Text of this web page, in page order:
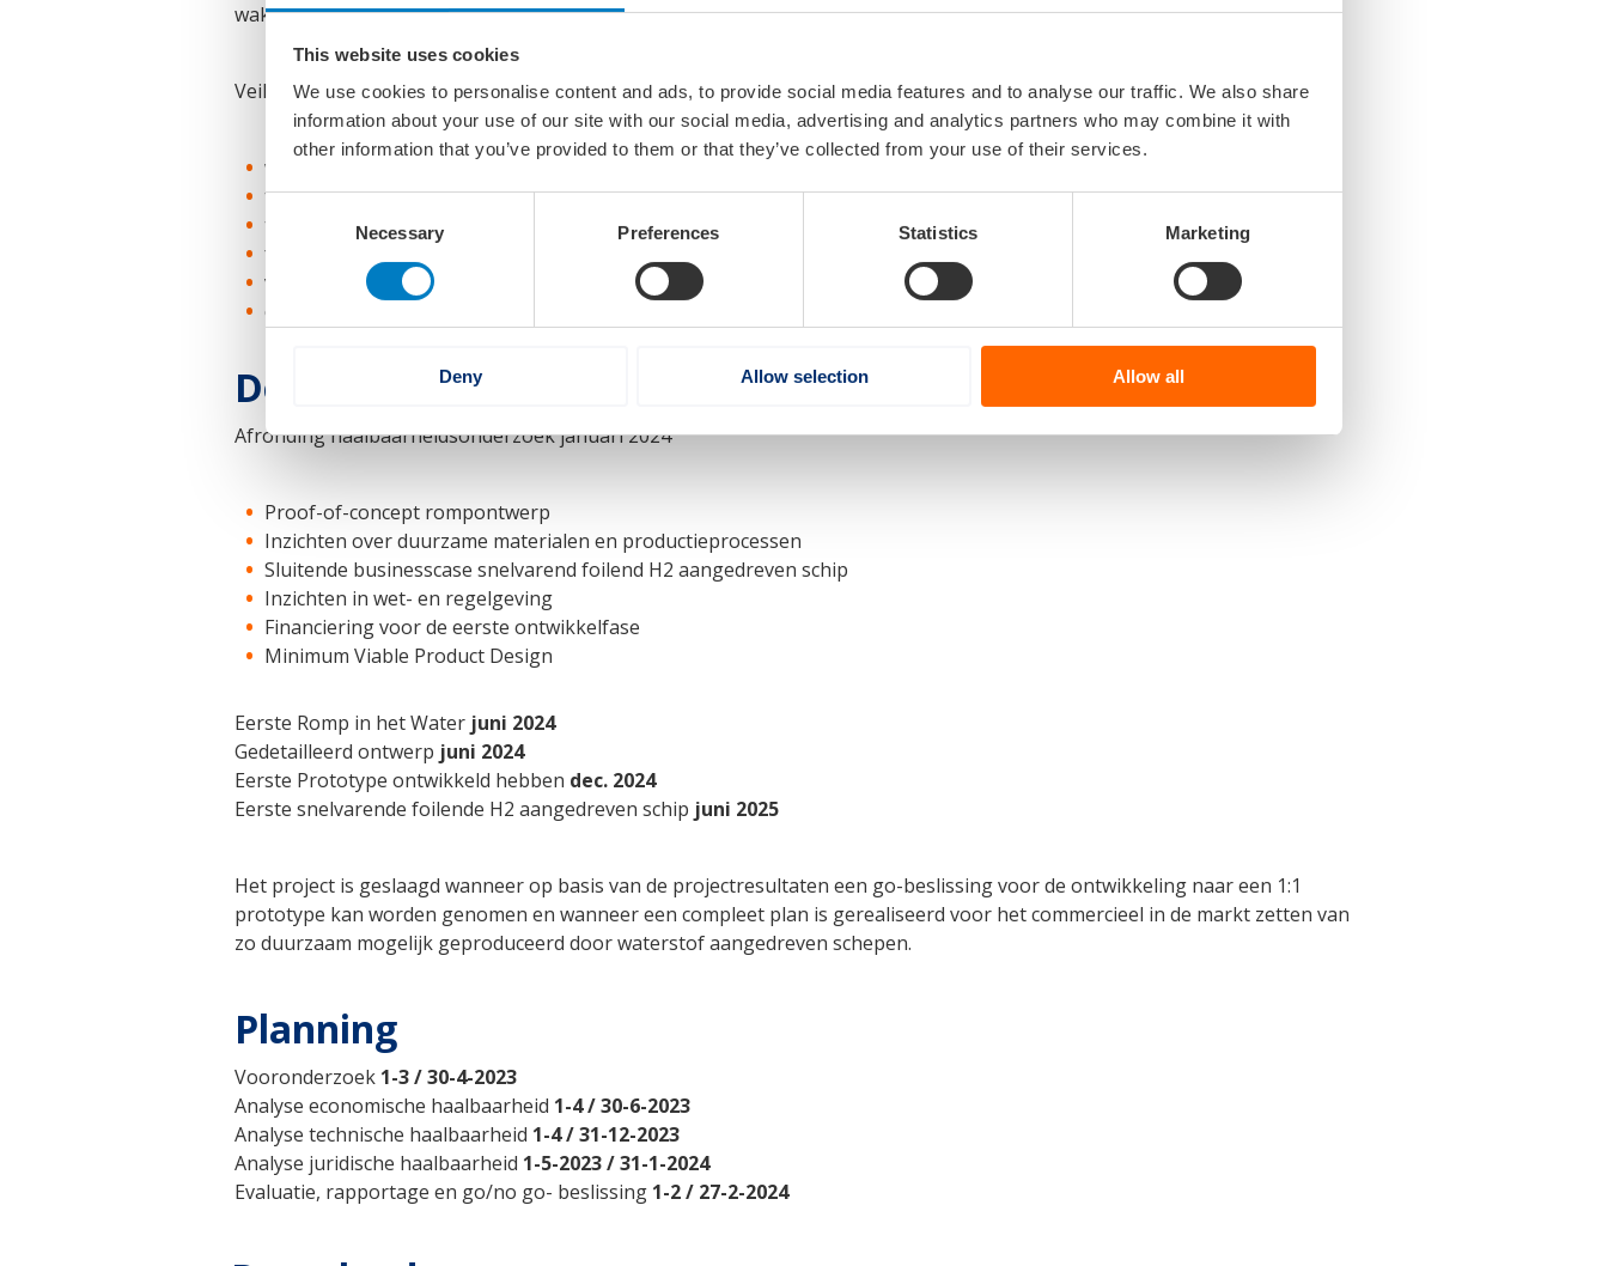
This website uses cookies
We use cookies to personalise content and ads, to provide social media features and to analyse our traffic. We also share
information about your use of our site with our social media, advertising and analytics partners who may combine it with
other information that you’ve provided to them or that they’ve collected from your use of their services.
Necessary Preferences Statistics Marketing
Deny Allow selection Allow all
wake)
Veiligheid en regelgeving
waterstofopslag op de boot
transport
tanken van waterstof
foilen
verzekerbaarheid
certificeerbaarheid
Doelstellingen
Afronding haalbaarheidsonderzoek januari 2024
Proof-of-concept rompontwerp
Inzichten over duurzame materialen en productieprocessen
Sluitende businesscase snelvarend foilend H2 aangedreven schip
Inzichten in wet- en regelgeving
Financiering voor de eerste ontwikkelfase
Minimum Viable Product Design
Eerste Romp in het Water juni 2024
Gedetailleerd ontwerp juni 2024
Eerste Prototype ontwikkeld hebben dec. 2024
Eerste snelvarende foilende H2 aangedreven schip juni 2025
Het project is geslaagd wanneer op basis van de projectresultaten een go-beslissing voor de ontwikkeling naar een 1:1
prototype kan worden genomen en wanneer een compleet plan is gerealiseerd voor het commercieel in de markt zetten van
zo duurzaam mogelijk geproduceerd door waterstof aangedreven schepen.
Planning
Vooronderzoek 1-3 / 30-4-2023
Analyse economische haalbaarheid 1-4 / 30-6-2023
Analyse technische haalbaarheid 1-4 / 31-12-2023
Analyse juridische haalbaarheid 1-5-2023 / 31-1-2024
Evaluatie, rapportage en go/no go- beslissing 1-2 / 27-2-2024